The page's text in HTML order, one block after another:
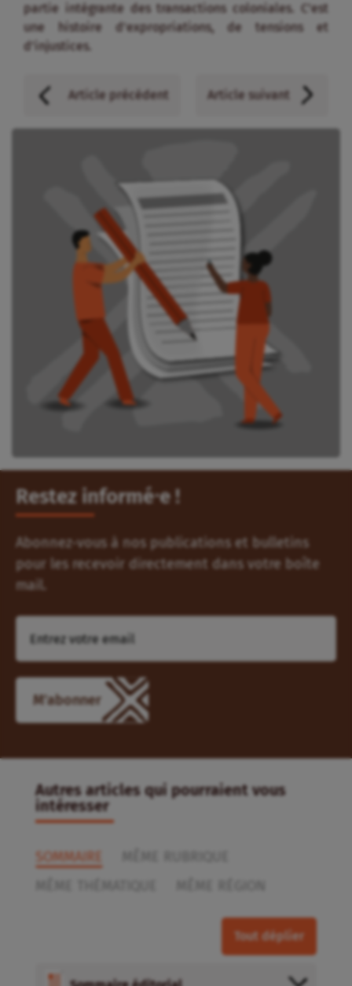
partie intégrante des transactions coloniales. C’est
une histoire d’expropriations, de tensions et
d’injustices.
Article précédent Article suivant
Restez informé⸱e !
Abonnez-vous à nos publications et bulletins
pour les recevoir directement dans votre boîte
mail.
Autres articles qui pourraient vous
intéresser
SOMMAIRE
Tout déplier